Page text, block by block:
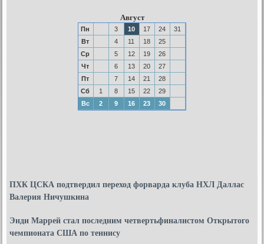
Август
Пн 3 10 17 24
31
Вт
4 11 18
25
Ср
5 12 19
26
Чт
6 13 20
27
Пт
7 14 21
28
Сб
1 8 15 22
29
Вс
2 9 16 23 30
ПХК ЦСКА подтвердил переход форварда клуба НХЛ Даллас
Валерия Ничушкина
Энди Маррей стал последним четвертьфиналистом Открытого
чемпионата США по теннису